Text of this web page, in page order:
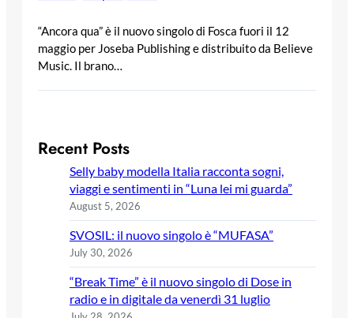
“Ancora qua” è il nuovo singolo di Fosca fuori il 12
maggio per Joseba Publishing e distribuito da Believe
Music. Il brano…
Recent Posts
Selly baby modella Italia racconta sogni,
viaggi e sentimenti in “Luna lei mi guarda”
August 5, 2026
SVOSIL: il nuovo singolo è “MUFASA”
July 30, 2026
“Break Time” è il nuovo singolo di Dose in
radio e in digitale da venerdì 31 luglio